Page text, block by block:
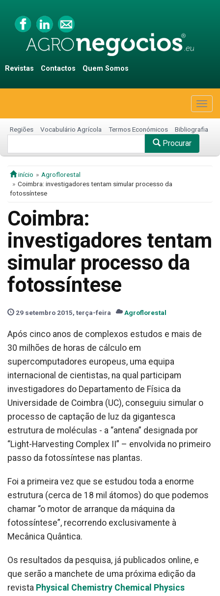
Revistas Contactos Quem Somos
Regiões Vocabulário Agrícola Termos Económicos Bibliografia
Procurar
início
Agroflorestal
Coimbra: investigadores tentam simular processo da
fotossíntese
Coimbra:
investigadores tentam
simular processo da
fotossíntese
29 setembro 2015, terça-feira Agroflorestal
Após cinco anos de complexos estudos e mais de
30 milhões de horas de cálculo em
supercomputadores europeus, uma equipa
internacional de cientistas, na qual participam
investigadores do Departamento de Física da
Universidade de Coimbra (UC), conseguiu simular o
processo de captação de luz da gigantesca
estrutura de moléculas - a “antena” designada por
“Light-Harvesting Complex II” – envolvida no primeiro
passo da fotossíntese nas plantas.
Foi a primeira vez que se estudou toda a enorme
estrutura (cerca de 18 mil átomos) do que podemos
chamar “o motor de arranque da máquina da
fotossíntese”, recorrendo exclusivamente à
Mecânica Quântica.
Os resultados da pesquisa, já publicados online, e
que serão a manchete de uma próxima edição da
revista Physical Chemistry Chemical Physics